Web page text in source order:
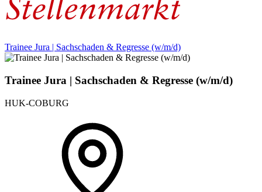
Trainee Jura | Sachschaden & Regresse (w/m/d)
Trainee Jura | Sachschaden & Regresse (w/m/d)
HUK-COBURG